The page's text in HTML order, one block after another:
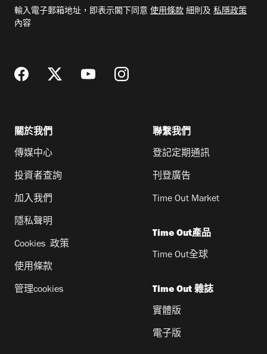
郵
輸入電子郵箱地址，即表示閣下同意 使用條款 細則及 私隱政策
內容
關於我們
傳媒中心
投資者查詢
加入我們
隱私聲明
Cookies 政策
使用條款
管理cookies
聯繫我們
登記定期通訊
刊登廣告
Time Out Market
Time Out產品
Time Out全球
Time Out 雜誌
實體版
電子版